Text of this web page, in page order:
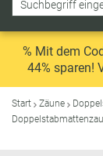
% Mit dem
44% sparen!
Start Zäune